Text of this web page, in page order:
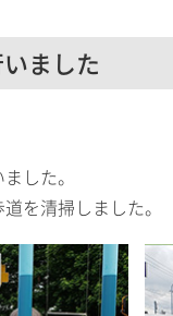
ました
した。
を清掃しました。